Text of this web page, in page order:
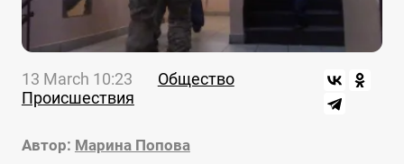
13 March 10:23
Общество
Происшествия
Автор: Марина Попова